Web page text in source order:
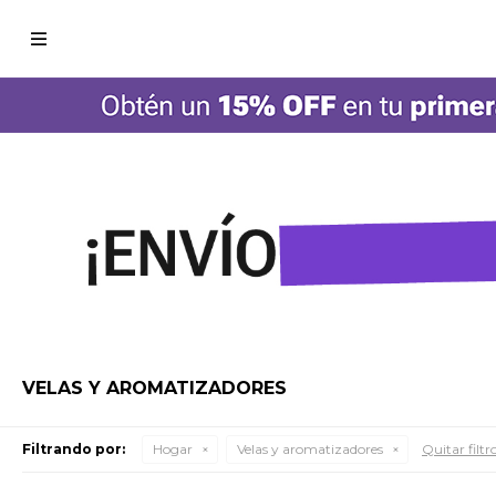

VELAS Y AROMATIZADORES
Filtrando por: Hogar Velas y aromatizadores Quitar